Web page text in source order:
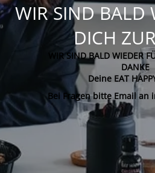
WIR SIND BALD
DICH
WIR SIND BALD WIEDER
DANKE
Deine EAT
Bei Fragen bitte Email an